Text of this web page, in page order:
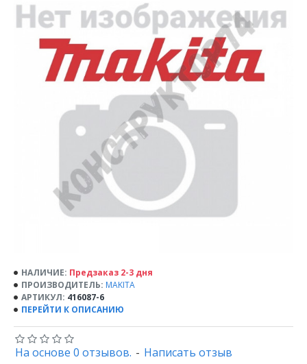
НАЛИЧИЕ: Предзаказ 2-3 дня
ПРОИЗВОДИТЕЛЬ: MAKITA
АРТИКУЛ: 416087-6
ПЕРЕЙТИ К ОПИСАНИЮ
На основе 0 отзывов. - Написать отзыв